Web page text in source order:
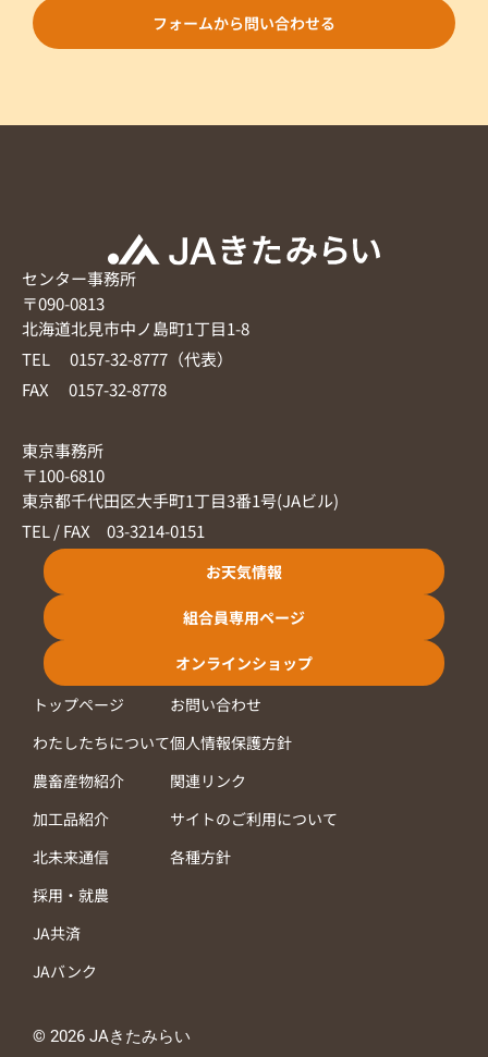
フォームから問い合わせる
センター事務所
〒090-0813
北海道北見市中ノ島町1丁目1-8
TEL 0157-32-8777（代表）
FAX 0157-32-8778
東京事務所
〒100-6810
東京都千代田区大手町1丁目3番1号(JAビル)
TEL / FAX 03-3214-0151
お天気情報
組合員専用ページ
オンラインショップ
トップページ
わたしたちについて
農畜産物紹介
加工品紹介
北未来通信
採用・就農
JA共済
JAバンク
お問い合わせ
個人情報保護方針
関連リンク
サイトのご利用について
各種方針
© 2026 JAきたみらい